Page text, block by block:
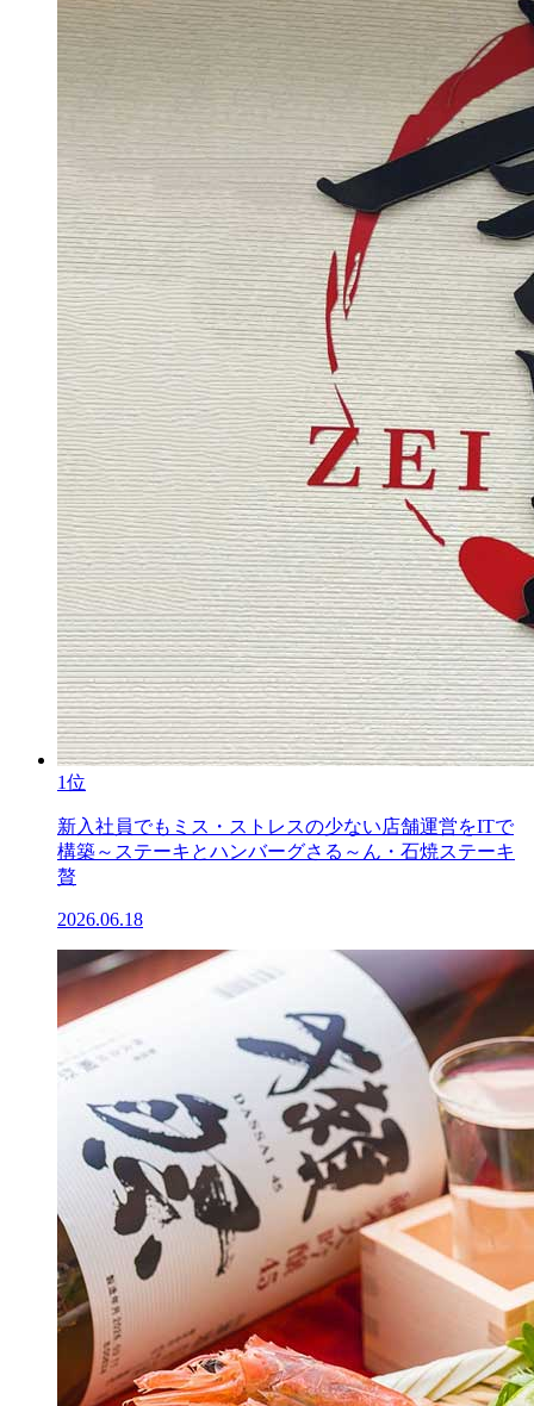
1位
新入社員でもミス・ストレスの少ない店舗運営をITで
構築～ステーキとハンバーグさる～ん・石焼ステーキ
贅
2026.06.18